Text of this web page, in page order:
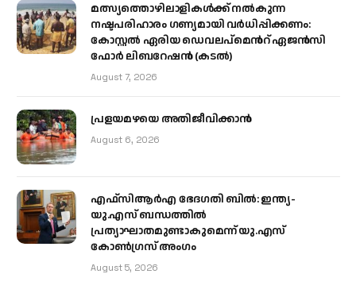
മത്സ്യത്തൊഴിലാളികള്‍ക്ക് നല്‍കുന്ന
നഷ്ടപരിഹാരം ഗണ്യമായി വര്‍ധിപ്പിക്കണം:
കോസ്റ്റല്‍ ഏരിയ ഡെവലപ്മെന്‍റ് ഏജന്‍സി
ഫോര്‍ ലിബറേഷന്‍ (കടല്‍)
August 7, 2026
പ്രളയമഴയെ അതിജീവിക്കാന്‍
August 6, 2026
എഫ്‌സിആർഎ ഭേദഗതി ബിൽ: ഇന്ത്യ-
യു.എസ് ബന്ധത്തിൽ
പ്രത്യാഘാതമുണ്ടാകുമെന്ന് യു.എസ്
കോൺഗ്രസ് അംഗം
August 5, 2026